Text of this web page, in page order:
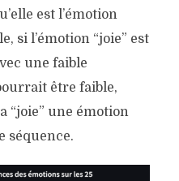
est l’émotion
si l’émotion “joie” est
une faible
être faible,
“joie” une émotion
séquence.